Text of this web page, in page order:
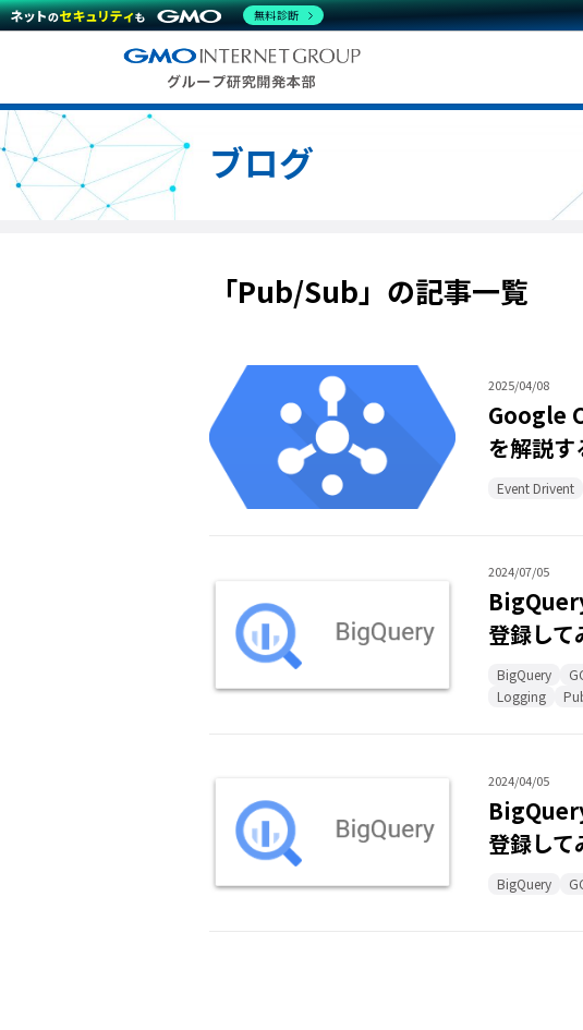
ブログ
「Pub/Sub」の記事一覧
2025/04/08
Google
を解説す
Event Drivent
2024/07/05
登録して
BigQuery
Logging
2024/04/05
登録して
BigQuery
無料診断